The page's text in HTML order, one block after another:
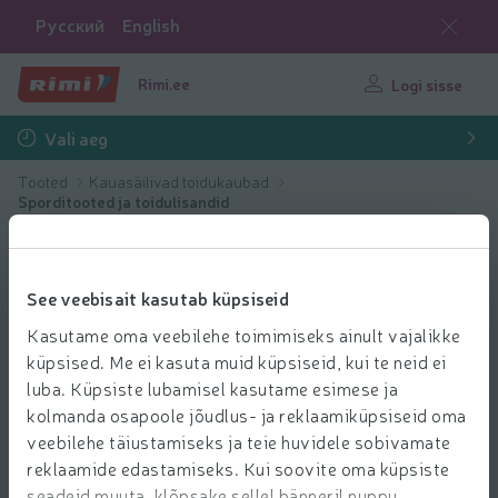
See veebisait kasutab küpsiseid
Kasutame oma veebilehe toimimiseks ainult vajalikke
küpsised. Me ei kasuta muid küpsiseid, kui te neid ei
luba. Küpsiste lubamisel kasutame esimese ja
kolmanda osapoole jõudlus- ja reklaamiküpsiseid oma
veebilehe täiustamiseks ja teie huvidele sobivamate
reklaamide edastamiseks. Kui soovite oma küpsiste
Русский English
Rimi.ee Logi sisse
Vali aeg
Tooted
Kauasäilivad toidukaubad
Sporditooted ja toidulisandid